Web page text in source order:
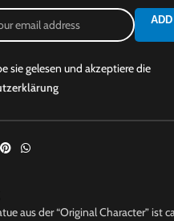
sie gelesen und akzeptiere die
aus der “Original Character” ist